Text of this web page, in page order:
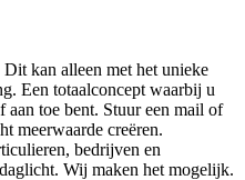
kan alleen met het unieke
Een totaalconcept waarbij u
aan toe bent. Stuur een mail of
meerwaarde creëren.
bedrijven en
Wij maken het mogelijk.